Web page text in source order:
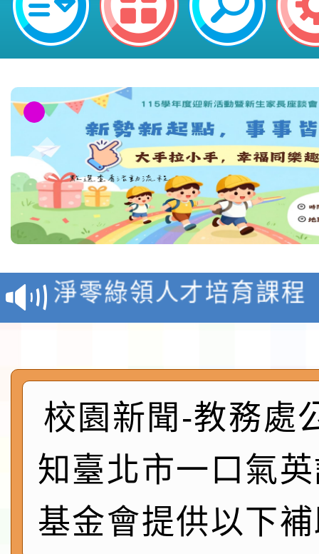
教育部校安中心白海豚
報
淨零綠領人才培育課程
檢送桃園市115學年度
及師生本土語及新住民
實施要點各1份
115年食農教育專業人
程
函轉國家通訊傳播委員
鎮韌性（防空）演習－
速演練執行計畫」
「115年金融知識線上
第3次招考代課鐘點教
檢送「桃園市115學年
校園新聞-教務處
知臺北市一口氣
基金會提供以下